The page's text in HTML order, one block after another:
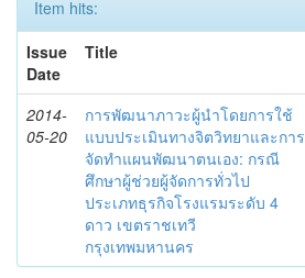
Item hits:
Issue
Date
Title
2014-
05-20
การพัฒนาภาวะผู้นำโดยการใช้
แบบประเมินทางจิตวิทยาและการ
จัดทำแผนพัฒนาตนเอง: กรณี
ศึกษาผู้ช่วยผู้จัดการทั่วไป
ประเภทธุรกิจโรงแรมระดับ 4
ดาว เขตราชเทวี
กรุงเทพมหานคร